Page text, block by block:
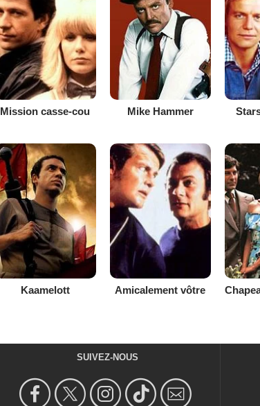
Mission casse-cou Mike Hammer
Kaamelott Amicalement vôtre
SUIVEZ-NOUS